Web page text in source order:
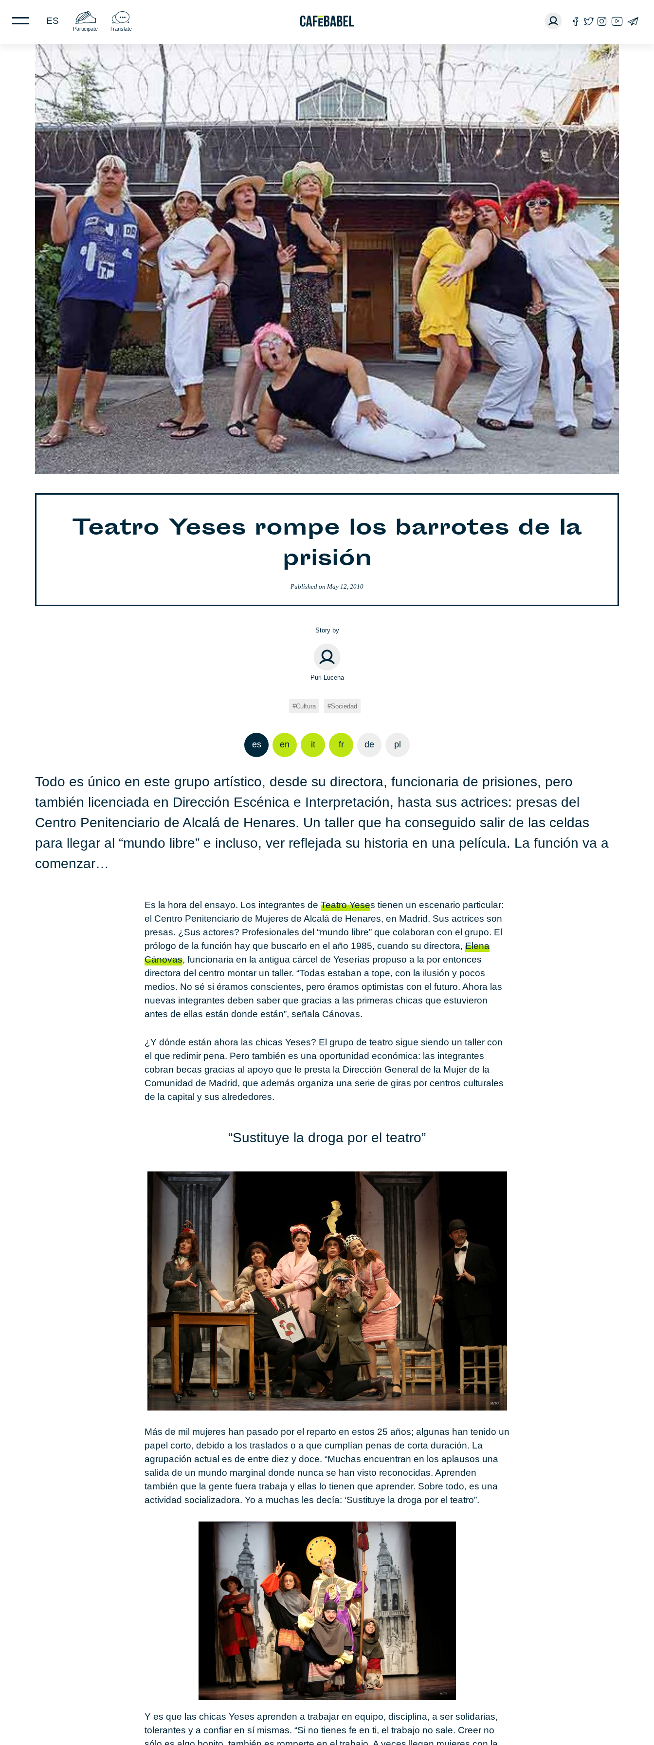
Participate Translate
ES
Teatro Yeses rompe los barrotes de la
prisión
Published on May 12, 2010
Story by
Puri Lucena
Cultura Sociedad
es en it fr de pl
Todo es único en este grupo artístico, desde su directora, funcionaria de prisiones, pero
también licenciada en Dirección Escénica e Interpretación, hasta sus actrices: presas del
Centro Penitenciario de Alcalá de Henares. Un taller que ha conseguido salir de las celdas
para llegar al “mundo libre” e incluso, ver reflejada su historia en una película. La función va a
comenzar…
Es la hora del ensayo. Los integrantes de Teatro Yeses tienen un escenario particular:
el Centro Penitenciario de Mujeres de Alcalá de Henares, en Madrid. Sus actrices son
presas. ¿Sus actores? Profesionales del “mundo libre” que colaboran con el grupo. El
prólogo de la función hay que buscarlo en el año 1985, cuando su directora, Elena
Cánovas, funcionaria en la antigua cárcel de Yeserías propuso a la por entonces
directora del centro montar un taller. “Todas estaban a tope, con la ilusión y pocos
medios. No sé si éramos conscientes, pero éramos optimistas con el futuro. Ahora las
nuevas integrantes deben saber que gracias a las primeras chicas que estuvieron
antes de ellas están donde están”, señala Cánovas.
¿Y dónde están ahora las chicas Yeses? El grupo de teatro sigue siendo un taller con
el que redimir pena. Pero también es una oportunidad económica: las integrantes
cobran becas gracias al apoyo que le presta la Dirección General de la Mujer de la
Comunidad de Madrid, que además organiza una serie de giras por centros culturales
de la capital y sus alrededores.
“Sustituye la droga por el teatro”
Más de mil mujeres han pasado por el reparto en estos 25 años; algunas han tenido un
papel corto, debido a los traslados o a que cumplían penas de corta duración. La
agrupación actual es de entre diez y doce. “Muchas encuentran en los aplausos una
salida de un mundo marginal donde nunca se han visto reconocidas. Aprenden
también que la gente fuera trabaja y ellas lo tienen que aprender. Sobre todo, es una
actividad socializadora. Yo a muchas les decía: ‘Sustituye la droga por el teatro”.
Y es que las chicas Yeses aprenden a trabajar en equipo, disciplina, a ser solidarias,
tolerantes y a confiar en sí mismas. “Si no tienes fe en ti, el trabajo no sale. Creer no